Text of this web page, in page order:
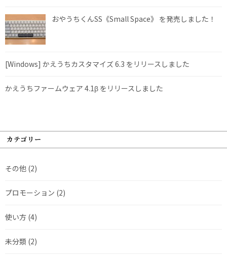
おやうちくんSS《Small Space》 を発売しました！
[Windows] かえうちカスタマイズ 6.3 をリリースしました
かえうちファームウェア 4.1β をリリースしました
カテゴリー
その他 (2)
プロモーション (2)
使い方 (4)
未分類 (2)